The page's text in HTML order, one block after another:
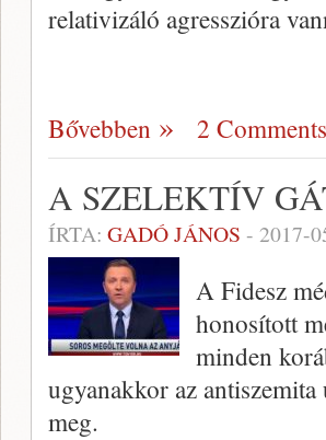
relativizáló agresszióra
Bővebben 2 Comments
A SZELEKTÍV
ÍRTA: GADÓ JÁNOS - 2017-
A Fidesz
honosított
minden
ugyanakkor az
meg.